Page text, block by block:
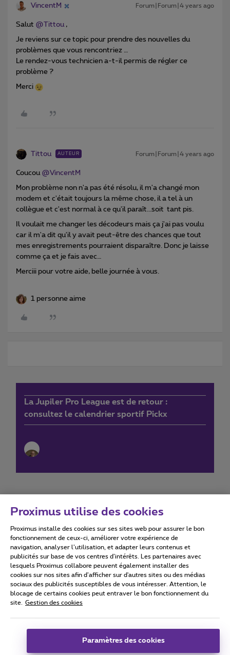
VincentM Forum|Forum|4 years ago
Salut @Tittou,
Je reviens sur ce topic pour prendre des nouvelles du
problèmes que vous rencontriez …
Le rendez-vous technicien a-t-il permis de régler ce
problème ?
Merci
Tittou AUTEUR Forum|Forum|4 years ago
Coucou @VincentM
Mon problème non n'a pas été résolu, il m'a changé mon
modem et c'était toujours la même chose, il a tel à un
collègue et c'est normal à ce qu'il paraît...soit tant pis.
Il voulait me changer les décodeurs mais ça j'ai pas voulu
car il m'a dit qu'il y avait peut-être des chances que tout
mes enregistrements pourraient disparaître. Donc je laisse
comme ça et je fais avec…
Merciii pour votre aide, belle journée à vous.
1 personne aime
La Jupiler Pro League est de retour :
consultez le calendrier sportif Pickx
Conditions d'utilisation Accessibility statement
Tous droits réservés. © 2026 Proximus
Conditions générales, info consommateur
Coordonnées de l’entreprise
Proximus utilise des cookies
Proximus installe des cookies sur ses sites web pour assurer le bon
fonctionnement de ceux-ci, améliorer votre expérience de
navigation, analyser l’utilisation, et adapter leurs contenus et
publicités sur base de vos centres d’intérêts. Les partenaires avec
lesquels Proximus collabore peuvent également installer des
cookies sur nos sites afin d’afficher sur d'autres sites ou des médias
sociaux des publicités susceptibles de vous intéresser. Attention, le
blocage de certains cookies peut entraver le bon fonctionnement du
site.
Gestion des cookies
Paramètres des cookies